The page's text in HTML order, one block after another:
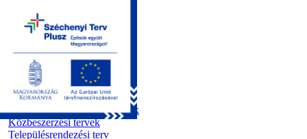
Kezdőoldal
Önkormányzat
Előterjesztések
Testületi ülések
Polgármesteri döntések
Bizottsági ülések
Rendeletek 1995 - 2013
Rendeletek 2014 - 2026
Szabályzatok/Alapító okiratok
Közbeszerzési tervek
Településrendezési terv